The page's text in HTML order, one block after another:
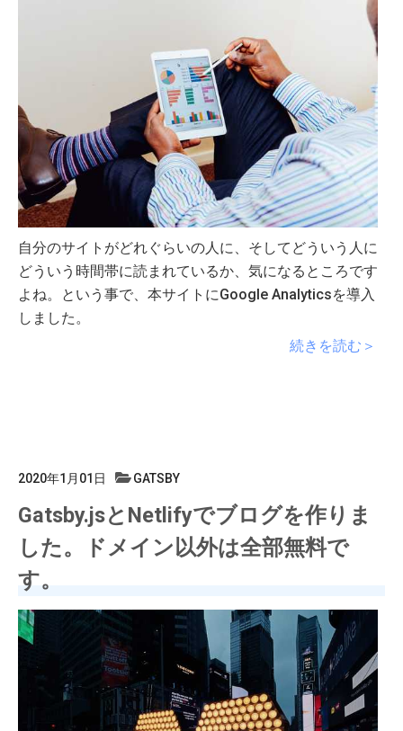
自分のサイトがどれぐらいの人に、そしてどういう人に
どういう時間帯に読まれているか、気になるところです
よね。という事で、本サイトにGoogle Analyticsを導入
しました。
続きを読む＞
2020年1月01日 GATSBY
Gatsby.jsとNetlifyでブログを作りま
した。ドメイン以外は全部無料で
す。